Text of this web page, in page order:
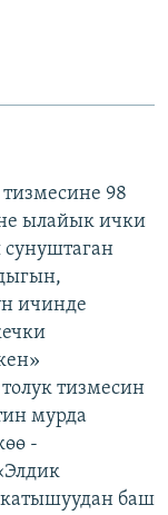
98
ылайык ички
ичинде
тизмесин
мурда
-
баш